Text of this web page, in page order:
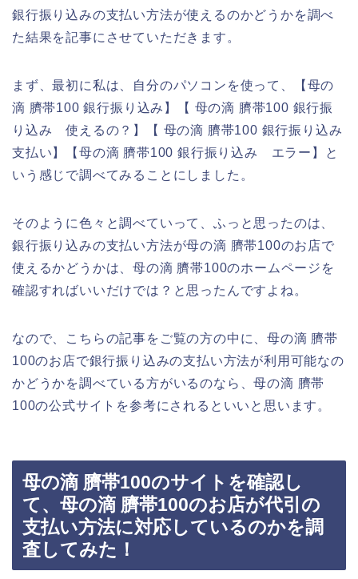
銀行振り込みの支払い方法が使えるのかどうかを調べ
た結果を記事にさせていただきます。
まず、最初に私は、自分のパソコンを使って、【母の
滴 臍帯100 銀行振り込み】【 母の滴 臍帯100 銀行振
り込み 使えるの？】【 母の滴 臍帯100 銀行振り込み
支払い】【母の滴 臍帯100 銀行振り込み エラー】と
いう感じで調べてみることにしました。
そのように色々と調べていって、ふっと思ったのは、
銀行振り込みの支払い方法が母の滴 臍帯100のお店で
使えるかどうかは、母の滴 臍帯100のホームページを
確認すればいいだけでは？と思ったんですよね。
なので、こちらの記事をご覧の方の中に、母の滴 臍帯
100のお店で銀行振り込みの支払い方法が利用可能なの
かどうかを調べている方がいるのなら、母の滴 臍帯
100の公式サイトを参考にされるといいと思います。
母の滴 臍帯100のサイトを確認し
て、母の滴 臍帯100のお店が代引の
支払い方法に対応しているのかを調
査してみた！